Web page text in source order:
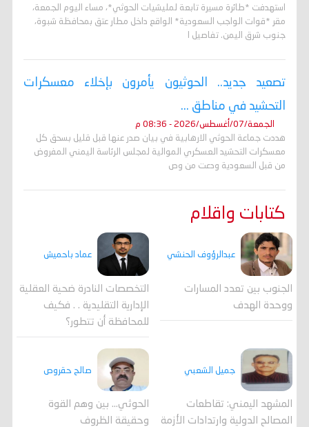
استهدفت *طائرة مسيرة تابعة لمليشيات الحوثي*، مساء اليوم الجمعة،
مقر *قوات الواجب السعودية* الواقع داخل مطار عتق بمحافظة شبوة،
جنوب شرق اليمن. تفاصيل ا
تصعيد جديد.. الحوثيون يأمرون بإخلاء معسكرات
التحشيد في مناطق ...
الجمعة/07/أغسطس/2026 - 08:36 م
هددت جماعة الحوثي الارهابية في بيان صدر عنها قبل قليل بسحق كل
معسكرات التحشيد العسكري الموالية لمجلس الرئاسة اليمني المفروض
من قبل السعودية ودعت من وص
كتابات واقلام
عبدالرؤوف الحنشي
الجنوب بين تعدد المسارات
ووحدة الهدف
عماد باحميش
التخصصات النادرة ضحية العقلية
الإدارية التقليدية . . فكيف
للمحافظة أن تتطور؟
جميل الشعبي
المشهد اليمني: تقاطعات
المصالح الدولية وارتدادات الأزمة
صالح حقروص
الحوثي... بين وهم القوة
وحقيقة الظروف